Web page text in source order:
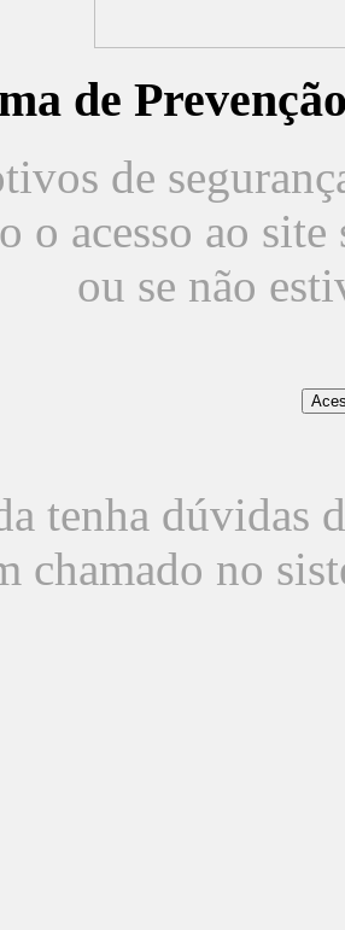
de
de
o acesso ao
ou se não
tenha dúvidas
chamado no